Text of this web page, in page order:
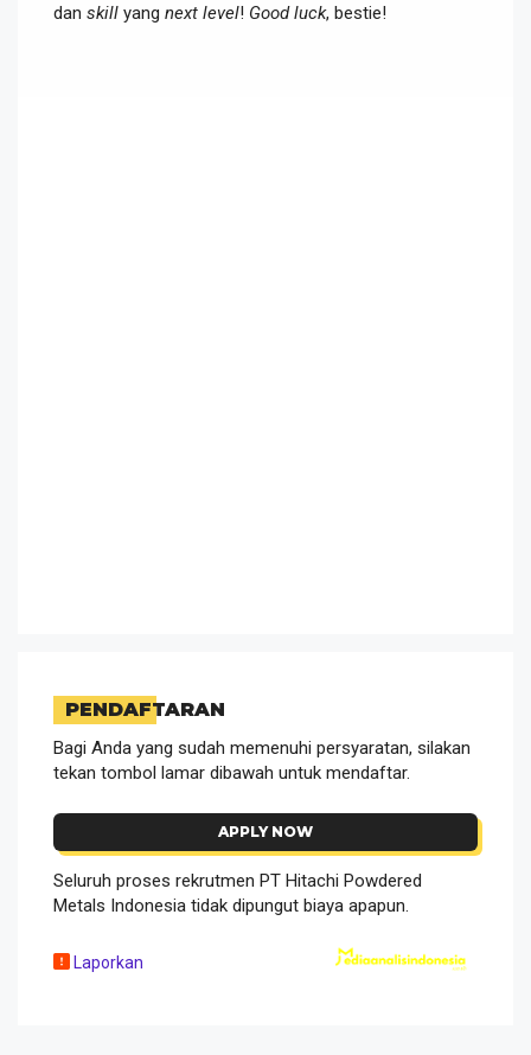
dan skill yang next level! Good luck, bestie!
PENDAFTARAN
Bagi Anda yang sudah memenuhi persyaratan, silakan
tekan tombol lamar dibawah untuk mendaftar.
APPLY NOW
Seluruh proses rekrutmen PT Hitachi Powdered
Metals Indonesia tidak dipungut biaya apapun.
Laporkan